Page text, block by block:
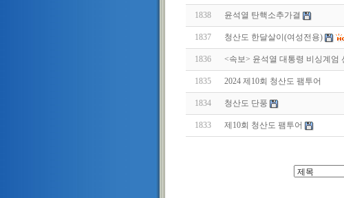
1838 윤석열 탄핵소추가결
1837 청산도 한달살이(여성전용)
1836 <속보> 윤석열 대통령 비싱계엄
1835 2024 제10회 청산도 팸투어
1834 청산도 단풍
1833 제10회 청산도 팸투어